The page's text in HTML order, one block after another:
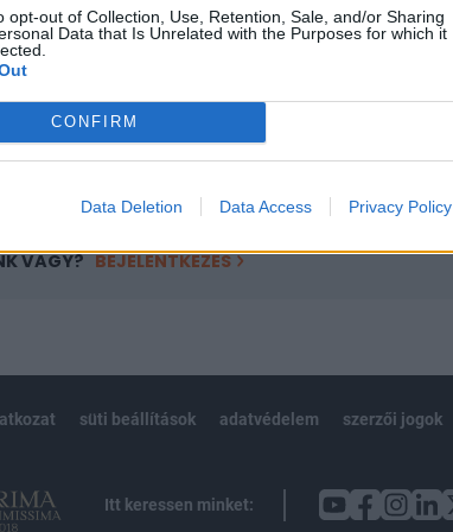
opt-out of Collection, Use, Retention, Sale, and/or Sharing
Data that Is Unrelated with the Purposes for which it
CONFIRM
Data Deletion Data Access Privacy Policy
tartalmazza:
cikkarchívum
elmúlt 2 év napon belüli
VAGY? BEJELENTKEZÉS
süti beállítások adatvédelem szerzői jogok
Itt keressen minket: